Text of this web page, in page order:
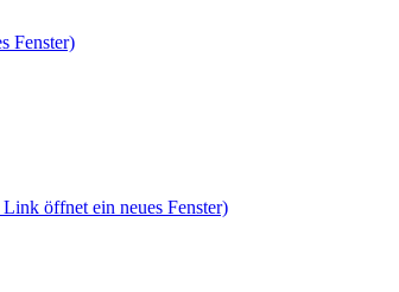
Fenster)
öffnet ein neues Fenster)